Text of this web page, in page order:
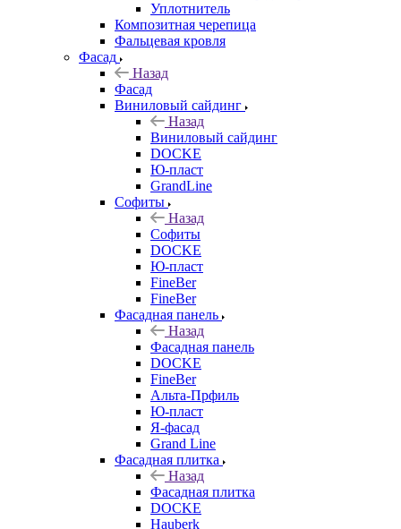
Уплотнитель
Композитная черепица
Фальцевая кровля
Фасад
Назад
Фасад
Виниловый сайдинг
Назад
Виниловый сайдинг
DOCKE
Ю-пласт
GrandLine
Софиты
Назад
Софиты
DOCKE
Ю-пласт
FineBer
FineBer
Фасадная панель
Назад
Фасадная панель
DOCKE
FineBer
Альта-Прфиль
Ю-пласт
Я-фасад
Grand Line
Фасадная плитка
Назад
Фасадная плитка
DOCKE
Hauberk